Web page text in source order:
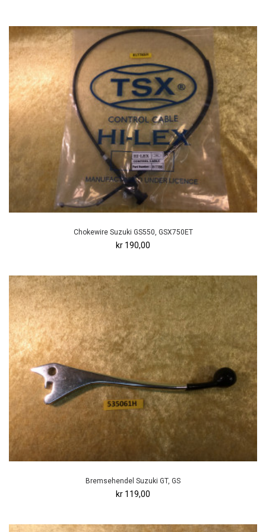
Chokewire Suzuki GS550, GSX750ET
kr 190,00
Bremsehendel Suzuki GT, GS
kr 119,00